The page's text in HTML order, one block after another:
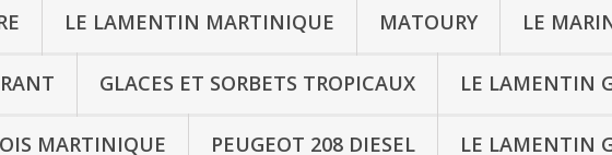
LE LAMENTIN MARTINIQUE MATOURY LE
GLACES ET SORBETS TROPICAUX LE LAMENTIN
MARTINIQUE PEUGEOT 208 DIESEL LE LAMENTIN